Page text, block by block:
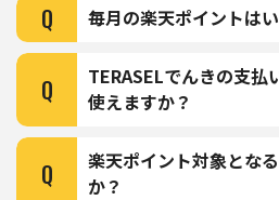
Q 毎月の楽天ポイントは
Q
TERASELでんきの支払
使えますか？
Q
楽天ポイント対象とな
か？